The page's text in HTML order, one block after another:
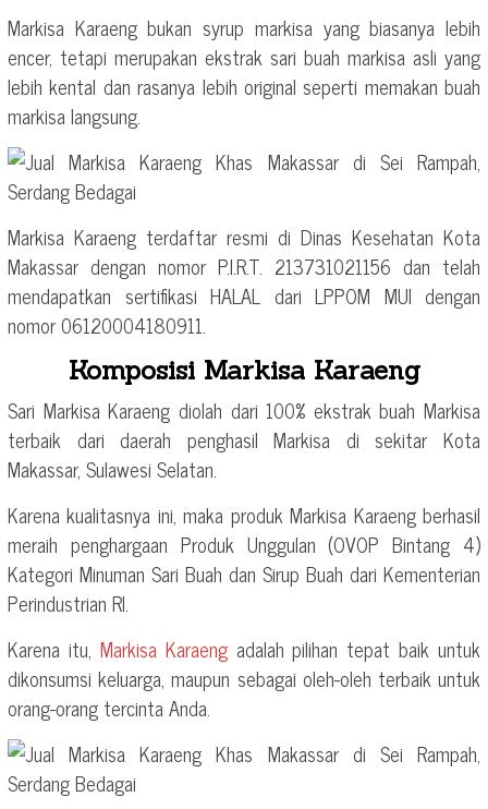
Markisa Karaeng bukan syrup markisa yang biasanya lebih
encer, tetapi merupakan ekstrak sari buah markisa asli yang
lebih kental dan rasanya lebih original seperti memakan buah
markisa langsung.
Markisa Karaeng terdaftar resmi di Dinas Kesehatan Kota
Makassar dengan nomor P.I.R.T. 213731021156 dan telah
mendapatkan sertifikasi HALAL dari LPPOM MUI dengan
nomor 06120004180911.
Komposisi Markisa Karaeng
Sari Markisa Karaeng diolah dari 100% ekstrak buah Markisa
terbaik dari daerah penghasil Markisa di sekitar Kota
Makassar, Sulawesi Selatan.
Karena kualitasnya ini, maka produk Markisa Karaeng berhasil
meraih penghargaan Produk Unggulan (OVOP Bintang 4)
Kategori Minuman Sari Buah dan Sirup Buah dari Kementerian
Perindustrian RI.
Karena itu, Markisa Karaengadalah pilihan tepat baik untuk
dikonsumsi keluarga, maupun sebagai oleh-oleh terbaik untuk
orang-orang tercinta Anda.